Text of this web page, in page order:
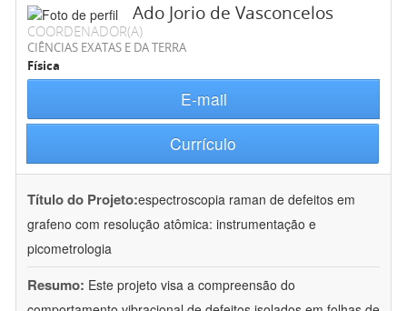
Ado Jorio de Vasconcelos
COORDENADOR(A)
CIÊNCIAS EXATAS E DA TERRA
Física
E-mail
Currículo
Título do Projeto:espectroscopia raman de defeitos em
grafeno com resolução atômica: instrumentação e
picometrologia
Resumo: Este projeto visa a compreensão do